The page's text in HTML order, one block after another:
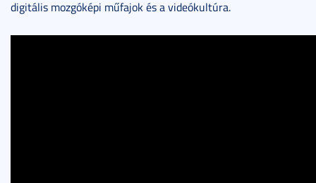
digitális mozgóképi műfajok és a videókultúra.